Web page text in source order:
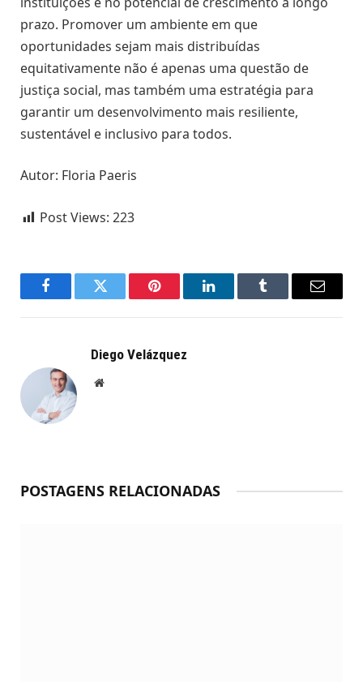
prazo. Promover um ambiente em que
oportunidades sejam mais distribuídas
equitativamente não é apenas uma questão de
justiça social, mas também uma estratégia para
garantir um desenvolvimento mais resiliente,
sustentável e inclusivo para todos.
Autor: Floria Paeris
Post Views: 223
FacebookTwitter Pinterest LinkedInTumblr Email
Diego Velázquez
Website
POSTAGENS RELACIONADAS